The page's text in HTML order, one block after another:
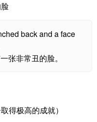
back and a face
张非常丑的脸。
得极高的成就）